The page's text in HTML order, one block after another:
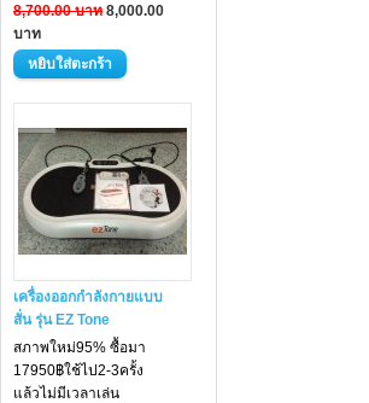
8,700.00 บาท 8,000.00
บาท
เครื่องออกกำลังกายแบบ
สั่น รุ่น EZ Tone
สภาพใหม่95% ซื้อมา
17950฿ใช้ไป2-3ครั้ง
แล้วไม่มีเวลาเล่น